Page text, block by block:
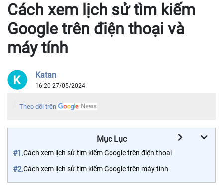
Cách xem lịch sử tìm kiếm
Google trên điện thoại và
máy tính
Katan
16:20 27/05/2024
Theo dõi trên
Mục Lục
#1.Cách xem lịch sử tìm kiếm Google trên điện thoại
#2.Cách xem lịch sử tìm kiếm Google trên máy tính